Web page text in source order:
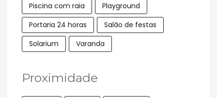
Piscina com raia
Playground
Portaria 24 horas
Salão de festas
Solarium
Varanda
Proximidade